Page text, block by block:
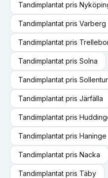
Tandimplantat pris
Tandimplantat pris Varberg
Tandimplantat pris
Tandimplantat pris Solna
Tandimplantat pris
Tandimplantat pris Järfälla
Tandimplantat pris
Tandimplantat pris Haninge
Tandimplantat pris Nacka
Tandimplantat pris Täby